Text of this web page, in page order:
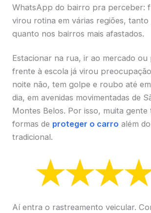
WhatsApp do bairro pra perceber:
virou rotina em várias regiões,
quanto nos bairros mais afastados.
Estacionar na rua, ir ao mercado ou
frente à escola já virou
noite não, tem golpe e roubo até
dia, em avenidas movimentadas de
Montes Belos. Por isso, muita gente
formas de proteger o carro além
tradicional.
Aí entra o rastreamento veicular.